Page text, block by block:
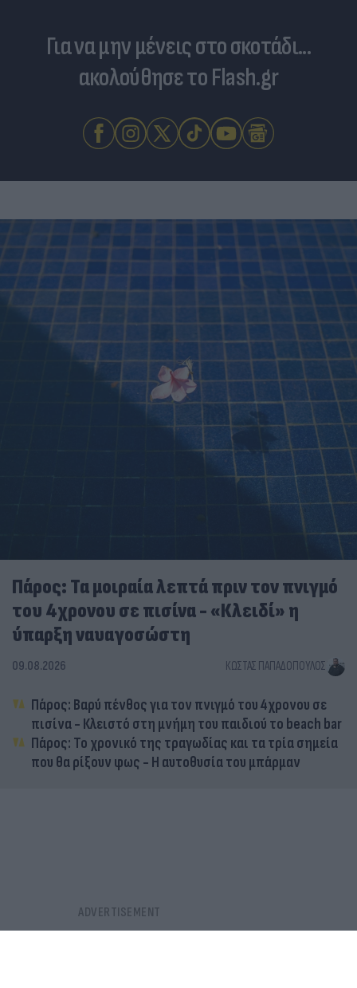
Για να μην μένεις στο σκοτάδι...
ακολούθησε το Flash.gr
Πάρος: Τα μοιραία λεπτά πριν τον πνιγμό
του 4χρονου σε πισίνα - «Κλειδί» η
ύπαρξη ναυαγοσώστη
09.08.2026 ΚΏΣΤΑΣ ΠΑΠΑΔΌΠΟΥΛΟΣ
Πάρος: Βαρύ πένθος για τον πνιγμό του 4χρονου σε
πισίνα - Κλειστό στη μνήμη του παιδιού το beach bar
Πάρος: Το χρονικό της τραγωδίας και τα τρία σημεία
που θα ρίξουν φως - Η αυτοθυσία του μπάρμαν